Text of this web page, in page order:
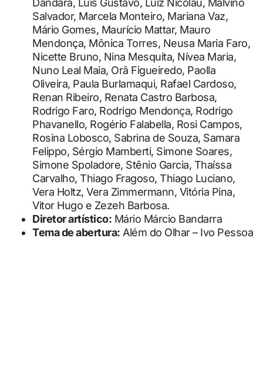
Dandara, Luís Gustavo, Luiz Nicolau, Malvino
Salvador, Marcela Monteiro, Mariana Vaz,
Mário Gomes, Maurício Mattar, Mauro
Mendonça, Mônica Torres, Neusa Maria Faro,
Nicette Bruno, Nina Mesquita, Nívea Maria,
Nuno Leal Maia, Orã Figueiredo, Paolla
Oliveira, Paula Burlamaqui, Rafael Cardoso,
Renan Ribeiro, Renata Castro Barbosa,
Rodrigo Faro, Rodrigo Mendonça, Rodrigo
Phavanello, Rogério Falabella, Rosi Campos,
Rosina Lobosco, Sabrina de Souza, Samara
Felippo, Sérgio Mamberti, Simone Soares,
Simone Spoladore, Stênio Garcia, Thaíssa
Carvalho, Thiago Fragoso, Thiago Luciano,
Vera Holtz, Vera Zimmermann, Vitória Pina,
Vitor Hugo e Zezeh Barbosa.
Diretor artístico: Mário Márcio Bandarra
Tema de abertura: Além do Olhar – Ivo Pessoa